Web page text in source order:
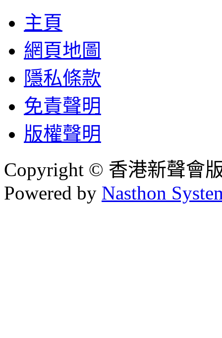
主頁
網頁地圖
隱私條款
免責聲明
版權聲明
Copyright © 香港新聲會
Powered by Nasthon